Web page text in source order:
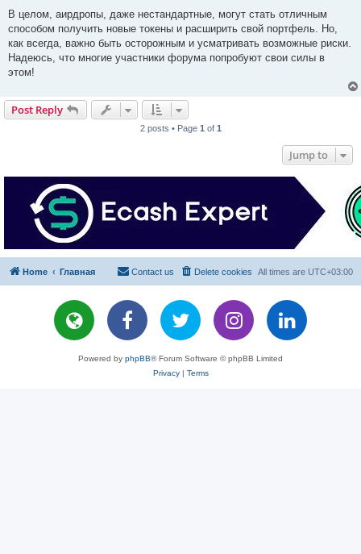
В целом, аирдропы, даже нестандартные, могут стать отличным
способом получить новые токены и расширить свой портфель. Но,
как всегда, важно быть осторожным и усматривать возможные риски.
Надеюсь, что многие участники форума попробуют свои силы в
этом!
Post Reply
2 posts • Page 1 of 1
Jump to
Home Главная All times are UTC+03:00
Delete cookies
Contact us
Powered by phpBB® Forum Software © phpBB Limited
Privacy| Terms